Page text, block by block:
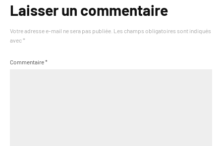
Laisser un commentaire
Votre adresse e-mail ne sera pas publiée. Les champs obligatoires sont indiqués
avec *
Commentaire*